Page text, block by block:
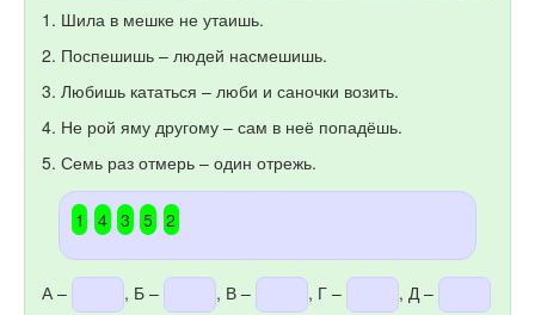
1. Шила в мешке не утаишь.
2. Поспешишь – людей насмешишь.
3. Любишь кататься – люби и саночки возить.
4. Не рой яму другому – сам в неё попадёшь.
5. Семь раз отмерь – один отрежь.
1 4 3 5 2
А – , Б – , В – , Г – , Д –